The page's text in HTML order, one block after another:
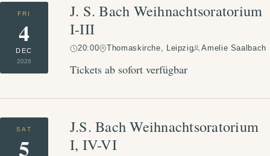
FRI
4
DEC
2026
J. S. Bach Weihnachtsoratorium
I-III
20:00 Thomaskirche, Leipzig Amelie Saalbach
Tickets ab sofort verfügbar
SAT
5
J.S. Bach Weihnachtsoratorium
I, IV-VI